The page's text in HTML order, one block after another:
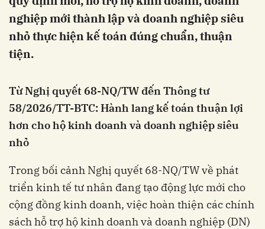
nghiệp mới thành lập và doanh nghiệp siêu
nhỏ thực hiện kế toán đúng chuẩn, thuận
tiện.
Từ Nghị quyết 68-NQ/TW đến Thông tư
58/2026/TT-BTC: Hành lang kế toán thuận lợi
hơn cho hộ kinh doanh và doanh nghiệp siêu
nhỏ
Trong bối cảnh Nghị quyết 68-NQ/TW về phát
triển kinh tế tư nhân đang tạo động lực mới cho
cộng đồng kinh doanh, việc hoàn thiện các chính
sách hỗ trợ hộ kinh doanh và doanh nghiệp (DN)